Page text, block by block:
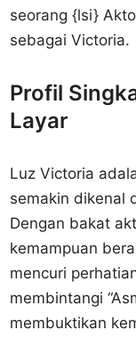
seorang {lsi}
sebagai Victoria.
Profil
Layar
Luz Victoria
semakin dikenal
Dengan bakat
kemampuan
mencuri
membintangi
membuktikan